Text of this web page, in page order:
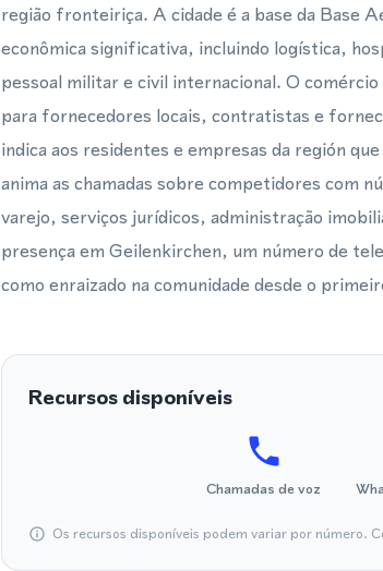
região fronteiriça. A cidade é a base da Base
econômica significativa, incluindo logística,
pessoal militar e civil internacional. O
para fornecedores locais, contratistas e
indica aos residentes e empresas da región
anima as chamadas sobre competidores com
varejo, serviços jurídicos, administração
presença em Geilenkirchen, um número de
como enraizado na comunidade desde o
Recursos disponíveis
Chamadas de voz
Os recursos disponíveis podem variar por número.